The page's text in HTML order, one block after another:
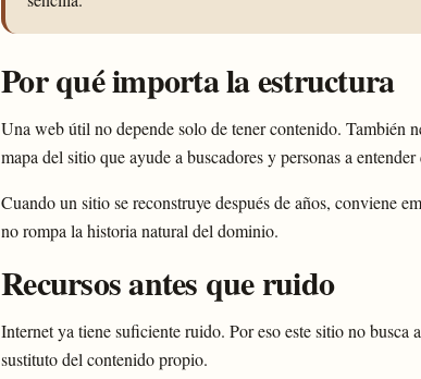
Por qué importa la estructura
Una web útil no depende solo de tener contenido. También
mapa del sitio que ayude a buscadores y personas a
Cuando un sitio se reconstruye después de años, conviene
no rompa la historia natural del dominio.
Recursos antes que ruido
Internet ya tiene suficiente ruido. Por eso este sitio no
sustituto del contenido propio.